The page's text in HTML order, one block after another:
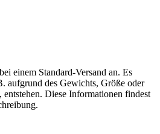
einem Standard-Versand an. Es
aufgrund des Gewichts, Größe oder
entstehen. Diese Informationen findest